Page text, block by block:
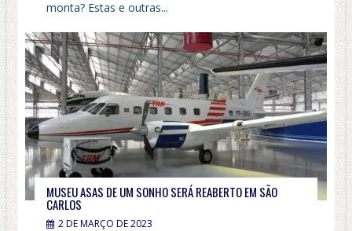
monta? Estas e outras...
MUSEU ASAS DE UM SONHO SERÁ REABERTO EM SÃO
CARLOS
2 DE MARÇO DE 2023